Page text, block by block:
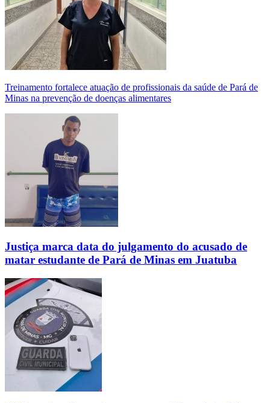
Treinamento fortalece atuação de profissionais da saúde de Pará de
Minas na prevenção de doenças alimentares
Justiça marca data do julgamento do acusado de
matar estudante de Pará de Minas em Juatuba